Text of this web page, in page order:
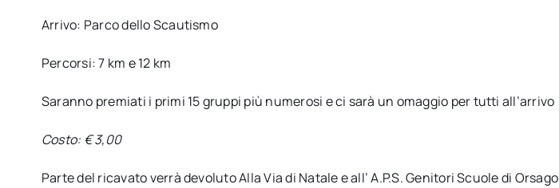
Arrivo: Parco dello Scautismo
Percorsi: 7 km e 12 km
Saranno premiati i primi 15 gruppi più numerosi e ci sarà un omaggio per tutti all’arrivo
Costo: € 3,00
Parte del ricavato verrà devoluto Alla Via di Natale e all’ A.P.S. Genitori Scuole di Orsago